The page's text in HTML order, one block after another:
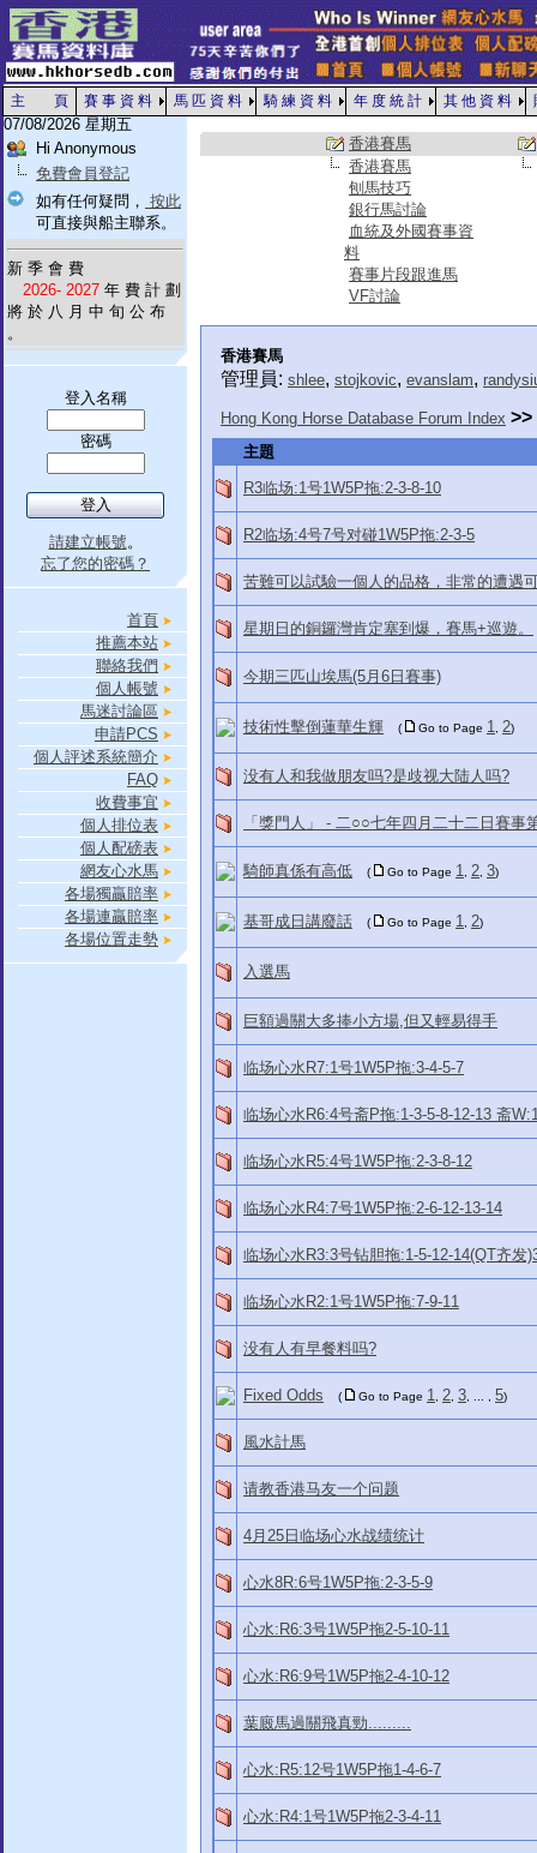
主 頁 賽 事 資 料 馬 匹 資 料 騎 練 資 料 年 度 統 計 其 他 資 料
07/08/2026 星期五
Hi Anonymous
免費會員登記
如有任何疑問， 按此
可直接與船主聯系。
新 季 會 費
2026- 2027 年 費 計 劃
將 於 八 月 中 旬 公 布
。
登入名稱
密碼
請建立帳號。
忘了您的密碼？
首頁
推薦本站
聯絡我們
個人帳號
馬迷討論區
申請PCS
個人評述系統簡介
FAQ
收費事宜
個人排位表
個人配磅表
網友心水馬
各場獨贏賠率
各場連贏賠率
各場位置走勢
香港賽馬
香港賽馬
刨馬技巧
銀行馬討論
血統及外國賽事資
料
賽事片段跟進馬
VF討論
香港賽馬
管理員: shlee, stojkovic, evanslam,
Hong Kong Horse Database Forum Index >>
主題
R3临场:1号1W5P拖:2-3-8-10
R2临场:4号7号对碰1W5P拖:2-3-5
苦難可以試驗一個人的品格，非常的遭遇
星期日的銅鑼灣肯定塞到爆，賽馬+巡遊。
今期三匹山埃馬(5月6日賽事)
技術性擊倒蓮華生輝 ( Go to Page 1 2)
没有人和我做朋友吗?是歧视大陆人吗?
「獎門人」 - 二○○七年四月二十二日賽事
騎師真係有高低 ( Go to Page 1 2 3)
基哥成日講廢話 ( Go to Page 1 2)
入選馬
巨額過關大多捧小方場,但又輕易得手
临场心水R7:1号1W5P拖:3-4-5-7
临场心水R6:4号斋P拖:1-3-5-8-12-13 斋
临场心水R5:4号1W5P拖:2-3-8-12
临场心水R4:7号1W5P拖:2-6-12-13-14
临场心水R3:3号钻胆拖:1-5-12-14(QT齐发
临场心水R2:1号1W5P拖:7-9-11
没有人有早餐料吗?
Fixed Odds ( Go to Page 1 2 3 5)
風水計馬
请教香港马友一个问题
4月25日临场心水战绩统计
心水8R:6号1W5P拖:2-3-5-9
心水:R6:3号1W5P拖2-5-10-11
心水:R6:9号1W5P拖2-4-10-12
葉廄馬過關飛真勁.........
心水:R5:12号1W5P拖1-4-6-7
心水:R4:1号1W5P拖2-3-4-11